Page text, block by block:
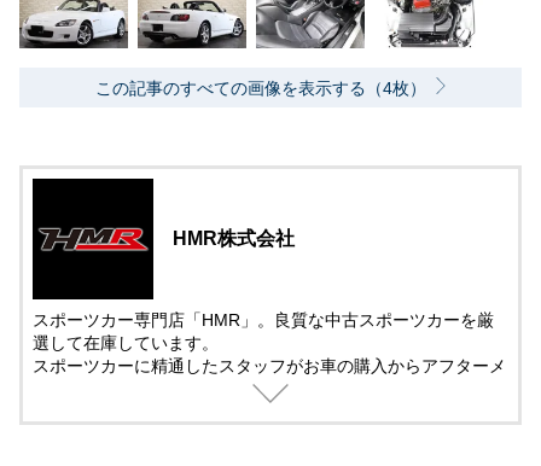
この記事のすべての画像を表示する（4枚）
HMR株式会社
スポーツカー専門店「HMR」。良質な中古スポーツカーを厳
選して在庫しています。
スポーツカーに精通したスタッフがお車の購入からアフターメ
ンテナンス＆チューニングまでサポート。